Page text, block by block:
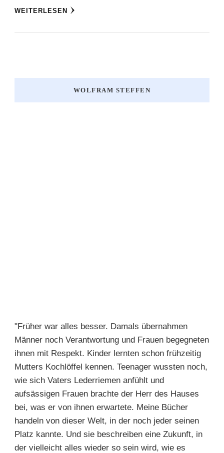
WEITERLESEN
WOLFRAM STEFFEN
"Früher war alles besser. Damals übernahmen
Männer noch Verantwortung und Frauen begegneten
ihnen mit Respekt. Kinder lernten schon frühzeitig
Mutters Kochlöffel kennen. Teenager wussten noch,
wie sich Vaters Lederriemen anfühlt und
aufsässigen Frauen brachte der Herr des Hauses
bei, was er von ihnen erwartete. Meine Bücher
handeln von dieser Welt, in der noch jeder seinen
Platz kannte. Und sie beschreiben eine Zukunft, in
der vielleicht alles wieder so sein wird, wie es